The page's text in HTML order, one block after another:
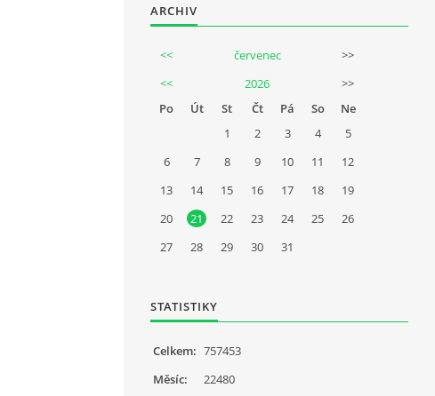
ARCHIV
<< červenec
>>
<<
2026
>>
Po
Út St Čt Pá So
Ne
1
2 3 4
5
6
7 8 9 10 11
12
13
14 15 16 17 18
19
20
21 22 23 24 25
26
27
28 29 30 31
STATISTIKY
Celkem: 757453
Měsíc:
22480